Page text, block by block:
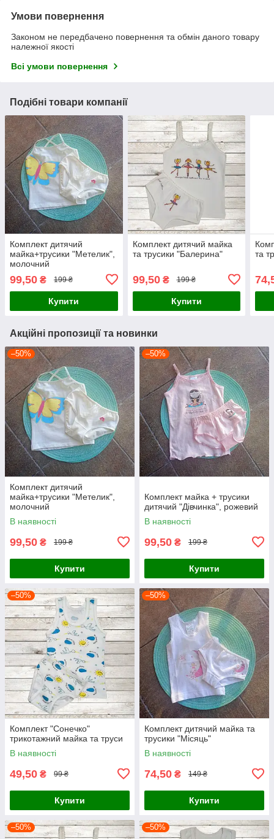
Умови повернення
Законом не передбачено повернення та обмін даного товару
належної якості
Всі умови повернення
Подібні товари компанії
Комплект дитячий
майка+трусики "Метелик",
молочний
99,50 ₴ 199 ₴
Купити
Комплект дитячий майка
та трусики "Балерина"
99,50₴ 199 ₴
Купити
та
Акційні пропозиції та новинки
–50%
Комплект дитячий
майка+трусики "Метелик",
молочний
В наявності
99,50 ₴ 199 ₴
Купити
–50%
Комплект майка + трусики
дитячий "Дівчинка", рожевий
В наявності
99,50 ₴ 199 ₴
Купити
–50%
Комплект "Сонечко"
трикотажний майка та труси
В наявності
49,50 ₴ 99 ₴
Купити
–50%
Комплект дитячий майка та
трусики "Місяць"
В наявності
74,50 ₴ 149 ₴
Купити
–50% –50%